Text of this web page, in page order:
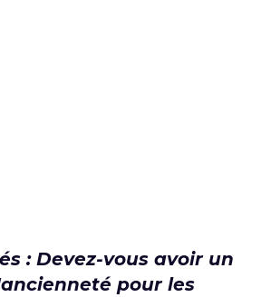
: Devez-vous avoir un
pour les